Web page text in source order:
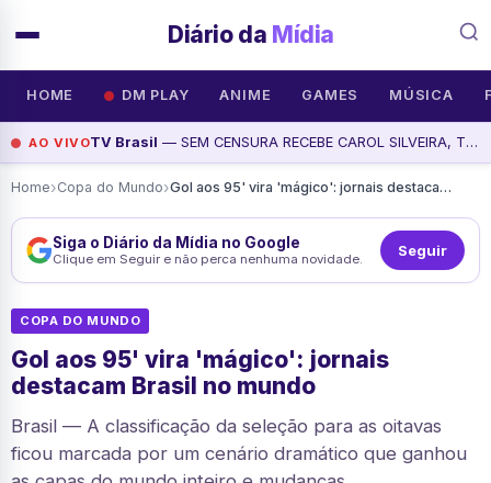
Diário da Mídia
HOME DM PLAY ANIME GAMES MÚSICA
AO VIVOTV Brasil — SEM CENSURA RECEBE CAROL SILVEIRA, THALLES CABRAL E VITÓRIA MACEDO, assista agora
Home›Copa do Mundo› Gol aos 95' vira 'mágico': jornais destacam Brasil no mundo
Siga o Diário da Mídia no Google
Clique em Seguir e não perca nenhuma novidade. Seguir
COPA DO MUNDO
Gol aos 95' vira 'mágico': jornais
destacam Brasil no mundo
Brasil — A classificação da seleção para as oitavas
ficou marcada por um cenário dramático que ganhou